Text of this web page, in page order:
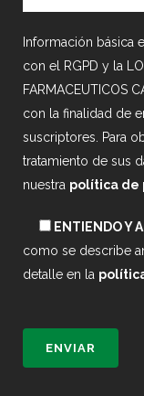
Información básica
con el RGPD y la
FARMACEUTICOS
con la finalidad de
suscriptores. Para
tratamiento de sus
nuestra política de
ENTIENDO Y
como se describe
detalle en la